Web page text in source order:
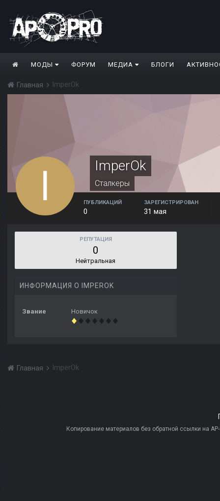
МОДЫ ФОРУМ МЕДИА БЛОГИ
Главная ImperOk
ImperOk
Сталкеры
ПУБЛИКАЦИЙ
0
ЗАРЕГИСТРИРОВАН
31 мая
РЕПУТАЦИЯ
0
Нейтральная
ИНФОРМАЦИЯ О IMPEROK
Звание Новичок
Главная ImperOk
Копирование материалов без обратной ссылки на